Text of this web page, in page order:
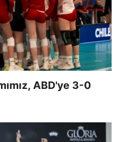
ABD'ye 3-0